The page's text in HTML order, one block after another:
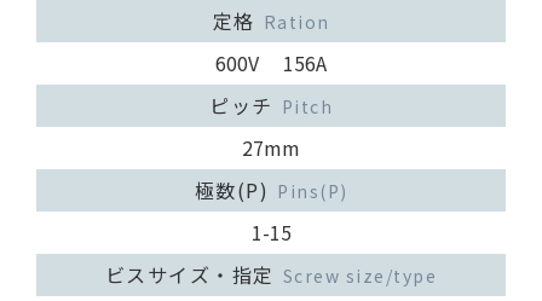
定格 Ration
600V 156A
ピッチ Pitch
27mm
極数(P) Pins(P)
1-15
ビスサイズ・指定 Screw size/type